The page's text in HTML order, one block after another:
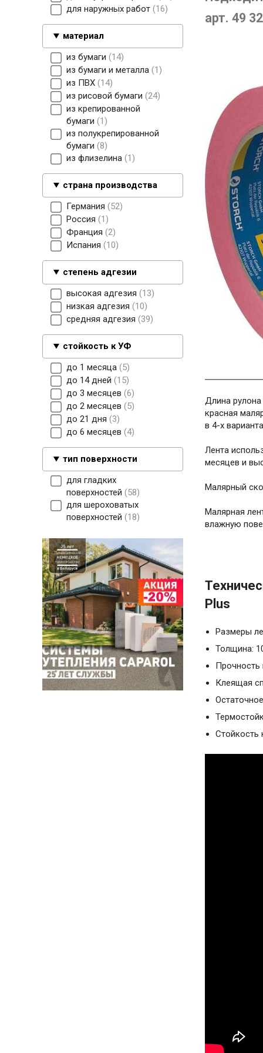
для наружных работ 16
материал
из бумаги
14
из бумаги и металла 1
из ПВХ 14
из рисовой бумаги 24
из крепированной
бумаги
1
из полукрепированной
бумаги 8
из флизелина 1
страна производства
Германия
52
Россия
1
Франция 2
Испания
10
степень адгезии
высокая адгезия
13
низкая адгезия
10
средняя адгезия
39
стойкость к УФ
до 1 месяца 5
до 14 дней
15
до 3 месяцев 6
до 2 месяцев
5
до 21 дня
3
до 6 месяцев 4
тип поверхности
для гладких
поверхностей
58
для шероховатых
поверхностей
18
арт. 49
Длина рулона
красная
в 4-х
Лента
месяцев и
Малярный
Малярная
влажную
Plus
Размеры
Толщина:
Клеящая
Стойкость